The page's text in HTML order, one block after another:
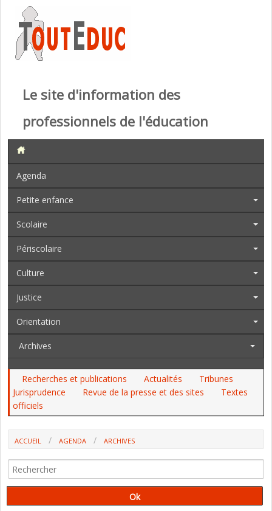
Le site d'information des
professionnels de l'éducation
Agenda
Petite enfance
Scolaire
Périscolaire
Culture
Justice
Orientation
Archives
Recherches et publications Actualités
Tribunes
Jurisprudence
Revue de la presse et des sites
Textes
officiels
ACCUEIL AGENDA
ARCHIVES
(AFAE)